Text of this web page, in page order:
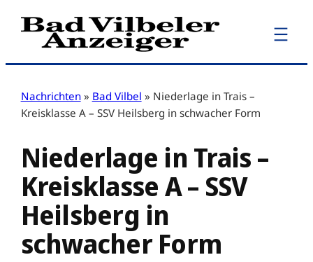
Zum
Inhalt
Nachrichten » Bad Vilbel » Niederlage in Trais –
Kreisklasse A – SSV Heilsberg in schwacher Form
Niederlage in Trais –
Kreisklasse A – SSV
Heilsberg in
schwacher Form